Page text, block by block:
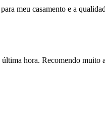
meu casamento e a
hora. Recomendo